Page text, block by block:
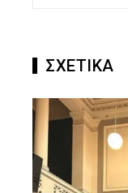
ΣΧΕΤΙΚΑ